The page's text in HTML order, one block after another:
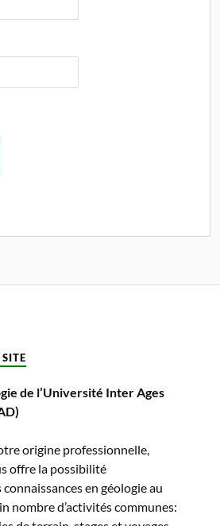
de l’Université Inter Ages
origine professionnelle,
offre la possibilité
en géologie au
nombre d’activités communes: